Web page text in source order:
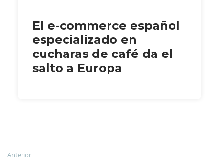
El e-commerce español
especializado en
cucharas de café da el
salto a Europa
Anterior